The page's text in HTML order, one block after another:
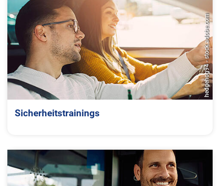
hedgehog94 - stock.adobe.com
Sicherheitstrainings